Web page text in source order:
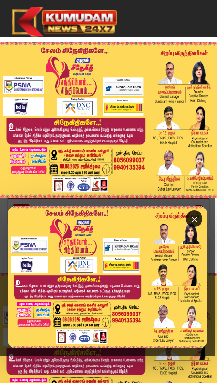
×
Home
வீடியோ ஸ்டோரி
ரோடு ஷோ வழக்கு - நாளை தீர்ப்பு | TVK Vijay | Vi...